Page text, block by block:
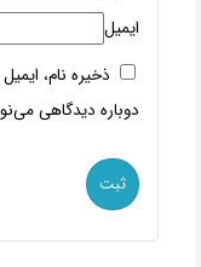
ایمیل
ذخیره نام،
دوباره دیدگاهی